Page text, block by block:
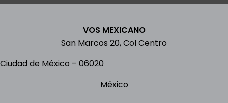
VOS MEXICANO
San Marcos 20, Col Centro
Ciudad de México – 06020
México